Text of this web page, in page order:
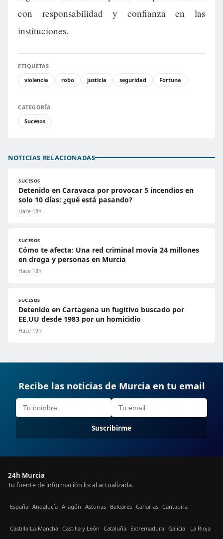
con responsabilidad y confianza en las
instituciones.
ETIQUETAS
violencia
robo justicia seguridad Fortuna
CATEGORÍA
Sucesos
NOTICIAS RELACIONADAS
SUCESOS
Detenido en Caravaca por provocar 5 incendios en
solo 10 días: ¿qué está pasando?
Hace 18h
SUCESOS
Cómo te afecta: Una red criminal movía 24 millones
en droga y personas en Murcia
Hace 18h
SUCESOS
Detenido en Cartagena un fugitivo buscado por
EE.UU desde 1983 por un homicidio
Hace 19h
Recibe las noticias de Murcia en tu email
Suscribirme
24h Murcia
Tu fuente de información local actualizada.
España Andalucía Aragón Asturias Baleares Canarias Cantabria
Castilla La-Mancha Castilla y León Cataluña Extremadura Galicia La Rioja